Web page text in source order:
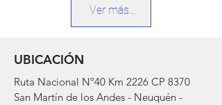
Ver más...
UBICACIÓN
Ruta Nacional Nº40 Km 2226 CP 8370
San Martín de los Andes - Neuquén -